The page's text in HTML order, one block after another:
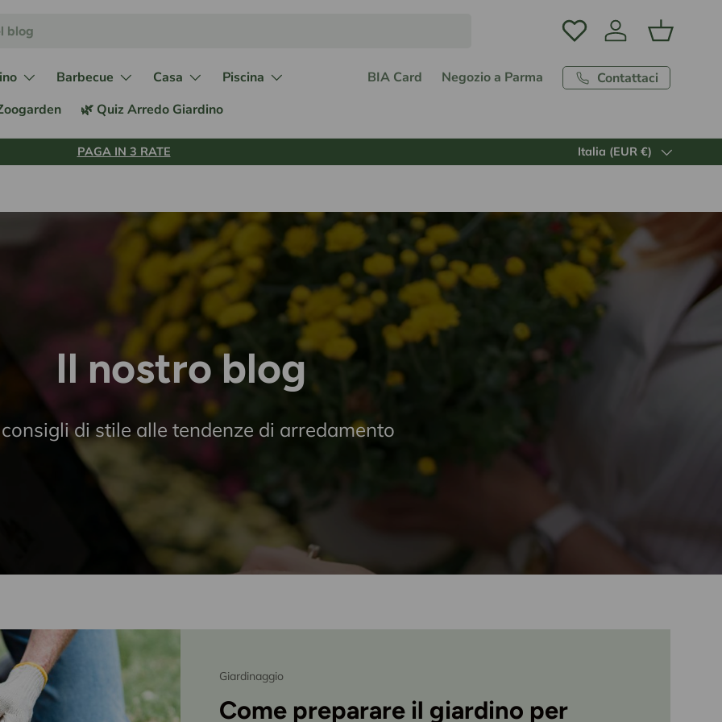
Accedi Carrello
Barbecue Casa
Piscina
🌿 Quiz Arredo Giardino
BIA Card Negozio a Parma Contattaci
PAGA IN 3 RATE Paese/Regione
Italia (EUR €)
Il nostro blog
di stile alle tendenze di arredamento
Giardinaggio
Come preparare il giardino per